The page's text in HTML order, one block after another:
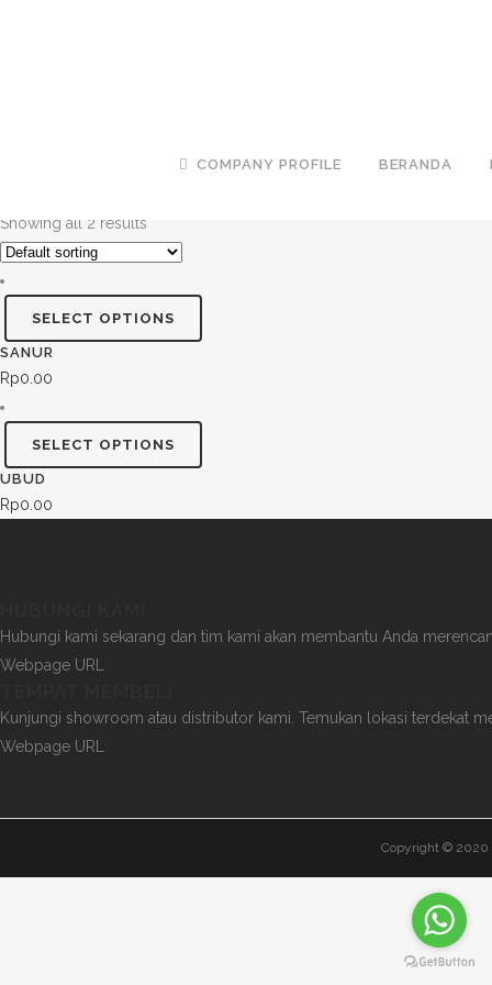
COMPANY PROFILE BERANDA
INDONESIAN
Showing all 2 results
SELECT OPTIONS
SANUR
Rp0.00
SELECT OPTIONS
UBUD
Rp0.00
Hubungi kami sekarang dan tim kami akan membantu Anda
Webpage URL
Kunjungi showroom atau distributor kami. Temukan lokasi terdekat
Webpage URL
Copyright © 2020